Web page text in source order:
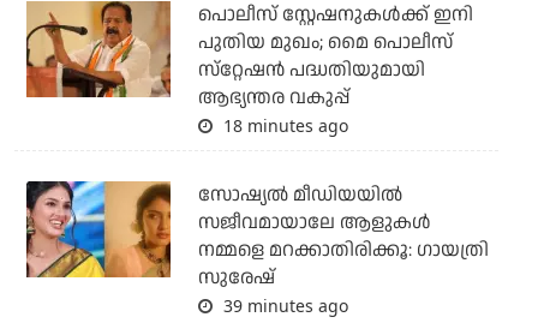
പൊലീസ് സ്റ്റേഷനുകള്‍ക്ക് ഇനി
പുതിയ മുഖം; മൈ പൊലീസ്
സ്‌റ്റേഷന്‍ പദ്ധതിയുമായി
ആഭ്യന്തര വകുപ്പ്
18 minutes ago
സോഷ്യൽ മീഡിയയിൽ
സജീവമായാലേ ആളുകൾ
നമ്മളെ മറക്കാതിരിക്കൂ: ഗായത്രി
സുരേഷ്
39 minutes ago